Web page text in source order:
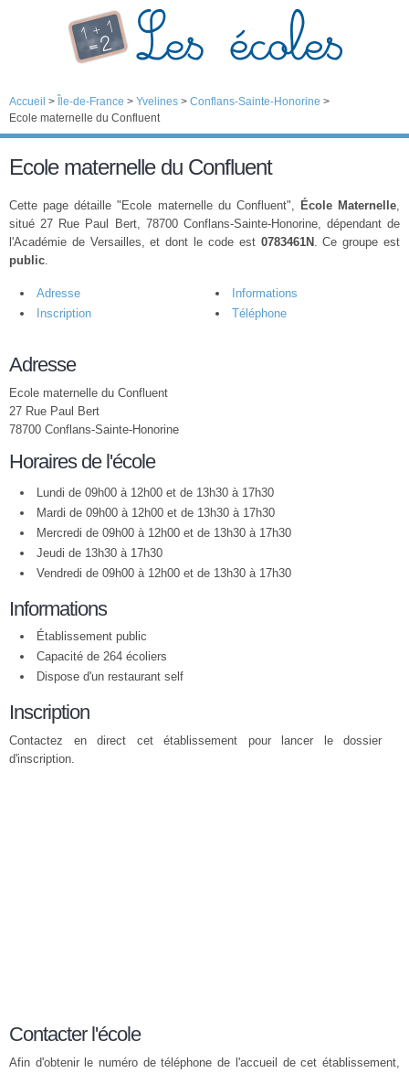
Accueil > Île-de-France > Yvelines > Conflans-Sainte-Honorine >
Ecole maternelle du Confluent
Ecole maternelle du Confluent
Cette page détaille "Ecole maternelle du Confluent", École Maternelle,
situé 27 Rue Paul Bert, 78700 Conflans-Sainte-Honorine, dépendant de
l'Académie de Versailles, et dont le code est 0783461N . Ce groupe est
public.
Adresse
Informations
Inscription
Téléphone
Adresse
Ecole maternelle du Confluent
27 Rue Paul Bert
78700 Conflans-Sainte-Honorine
Horaires de l'école
Lundi de 09h00 à 12h00 et de 13h30 à 17h30
Mardi de 09h00 à 12h00 et de 13h30 à 17h30
Mercredi de 09h00 à 12h00 et de 13h30 à 17h30
Jeudi de 13h30 à 17h30
Vendredi de 09h00 à 12h00 et de 13h30 à 17h30
Informations
Établissement public
Capacité de 264 écoliers
Dispose d'un restaurant self
Inscription
Contactez en direct cet établissement pour lancer le dossier
d'inscription.
Contacter l'école
Afin d'obtenir le numéro de téléphone de l'accueil de cet établissement,